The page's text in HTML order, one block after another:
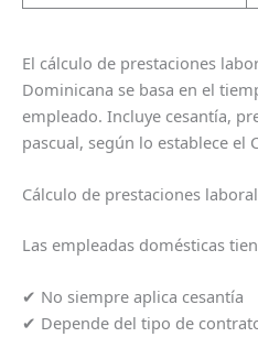
El cálculo de prestaciones
Dominicana se basa en el
empleado. Incluye cesantía,
pascual, según lo establece el
Cálculo de prestaciones
Las empleadas domésticas
✔ No siempre aplica cesantía
✔ Depende del tipo de